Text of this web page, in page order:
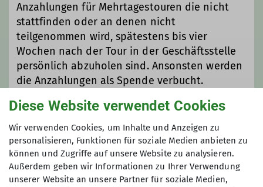
Anzahlungen für Mehrtagestouren die nicht
stattfinden oder an denen nicht
teilgenommen wird, spätestens bis vier
Wochen nach der Tour in der Geschäftsstelle
persönlich abzuholen sind. Ansonsten werden
die Anzahlungen als Spende verbucht.
Maximale Teilnehmeranzahl
10
Diese Website verwendet Cookies
Wir verwenden Cookies, um Inhalte und Anzeigen zu
personalisieren, Funktionen für soziale Medien anbieten zu
können und Zugriffe auf unsere Website zu analysieren.
Außerdem geben wir Informationen zu Ihrer Verwendung
unserer Website an unsere Partner für soziale Medien,